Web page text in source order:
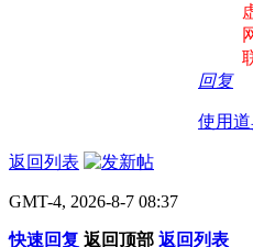
回复
使用
返回列表
GMT-4, 2026-8-7 08:37
快速回复 返回顶部 返回列表